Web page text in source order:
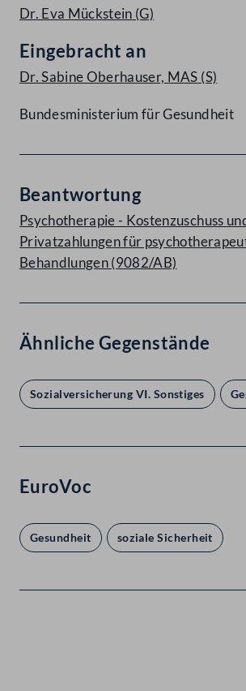
Dr. Eva Mückstein (G)
Eingebracht an
Dr. Sabine Oberhauser, MAS (S)
Bundesministerium für Gesundheit
Beantwortung
Psychotherapie - Kostenzuschuss
Privatzahlungen für
Behandlungen (9082/AB)
Ähnliche Gegenstände
Sozialversicherung VI. Sonstiges
EuroVoc
Gesundheit soziale Sicherheit